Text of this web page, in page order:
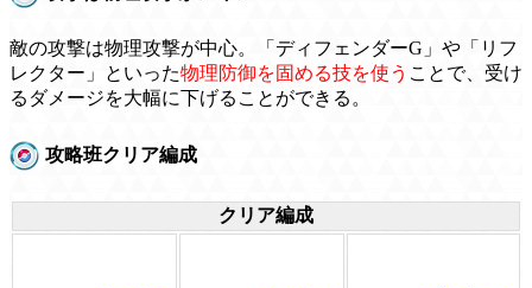
敵の攻撃は物理攻撃が中心。「ディフェンダーG」や「リフ
レクター」といった物理防御を固める技を使う ことで、受け
るダメージを大幅に下げることができる。
攻略班クリア編成
クリア編成